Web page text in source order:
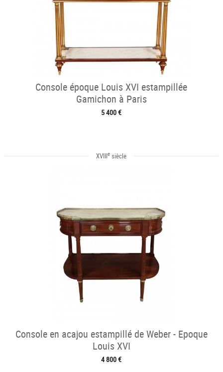
Console époque Louis XVI estampillée
Gamichon à Paris
5 400 €
XVIIIe siècle
Console en acajou estampillé de Weber - Epoque
Louis XVI
4 800 €